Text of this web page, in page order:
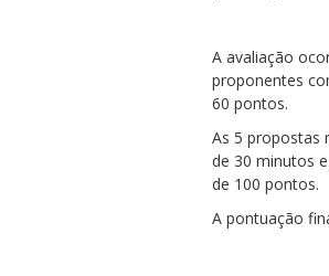
A avaliação
proponentes
60 pontos.
As 5 propostas
de 30 minutos
de 100 pontos.
A pontuação